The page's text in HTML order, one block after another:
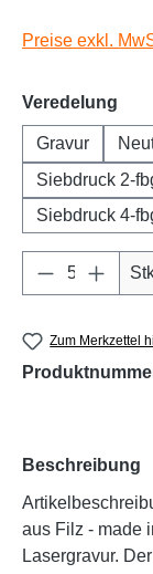
Preise exkl.
Veredelung
Gravur
Siebdruck 2-
Siebdruck 4-
Produkt
Zum Merkzettel
Beschreibung
aus Filz - made
Lasergravur.
Animationen